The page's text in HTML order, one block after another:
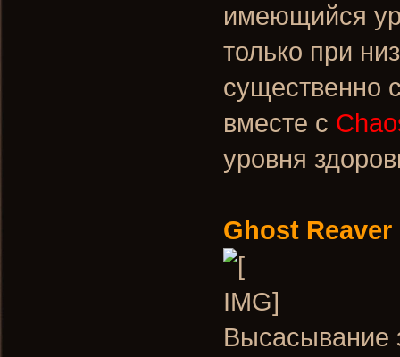
имеющийся
только при
существенно
вместе с
уровня
Ghost Reaver
Высасывание